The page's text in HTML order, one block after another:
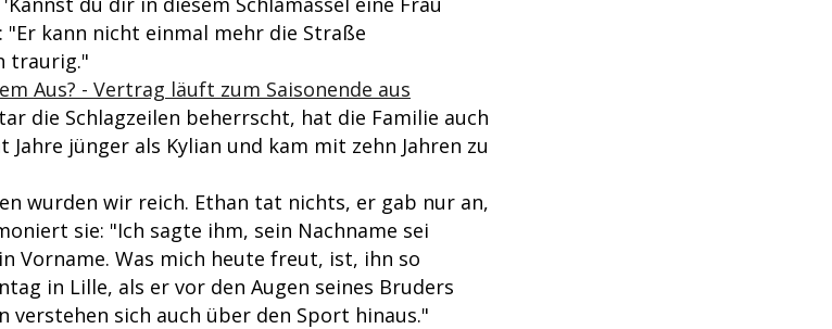
kann nicht einmal mehr die Straße
traurig."
Aus? - Vertrag läuft zum Saisonende aus
die Schlagzeilen beherrscht, hat die Familie auch
Jahre jünger als Kylian und kam mit zehn Jahren zu
wurden wir reich. Ethan tat nichts, er gab nur an,
sie: "Ich sagte ihm, sein Nachname sei
Vorname. Was mich heute freut, ist, ihn so
in Lille, als er vor den Augen seines Bruders
verstehen sich auch über den Sport hinaus."